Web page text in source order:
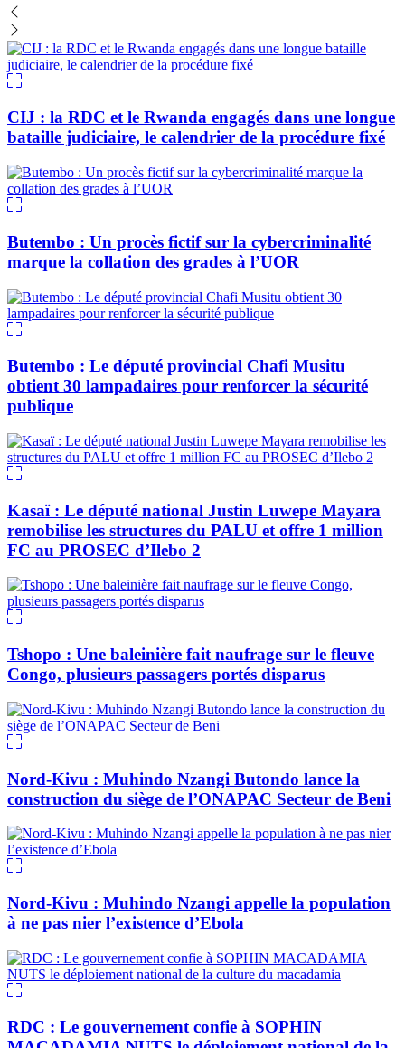
CIJ : la RDC et le Rwanda engagés dans une longue
bataille judiciaire, le calendrier de la procédure fixé
Butembo : Un procès fictif sur la cybercriminalité
marque la collation des grades à l’UOR
Butembo : Le député provincial Chafi Musitu
obtient 30 lampadaires pour renforcer la sécurité
publique
Kasaï : Le député national Justin Luwepe Mayara
remobilise les structures du PALU et offre 1 million
FC au PROSEC d’Ilebo 2
Tshopo : Une baleinière fait naufrage sur le fleuve
Congo, plusieurs passagers portés disparus
Nord-Kivu : Muhindo Nzangi Butondo lance la
construction du siège de l’ONAPAC Secteur de Beni
Nord-Kivu : Muhindo Nzangi appelle la population
à ne pas nier l’existence d’Ebola
RDC : Le gouvernement confie à SOPHIN